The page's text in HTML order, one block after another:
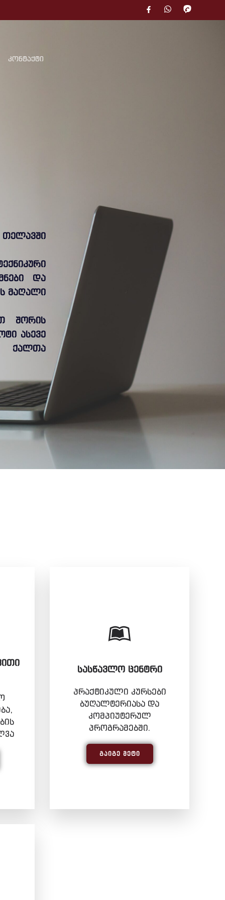
კონტაქტი
თელავში
და
მაღალი
შორის
ასევე
ქალთა
ᲡᲐᲡᲬᲐᲕᲚᲝ ᲪᲔᲜᲢᲠᲘ
პრაქტიკული კურსები
ბუღალტერიასა და
კომპიუტერულ
პროგრამებში.
ᲒᲐᲘᲒᲔ ᲛᲔᲢᲘ